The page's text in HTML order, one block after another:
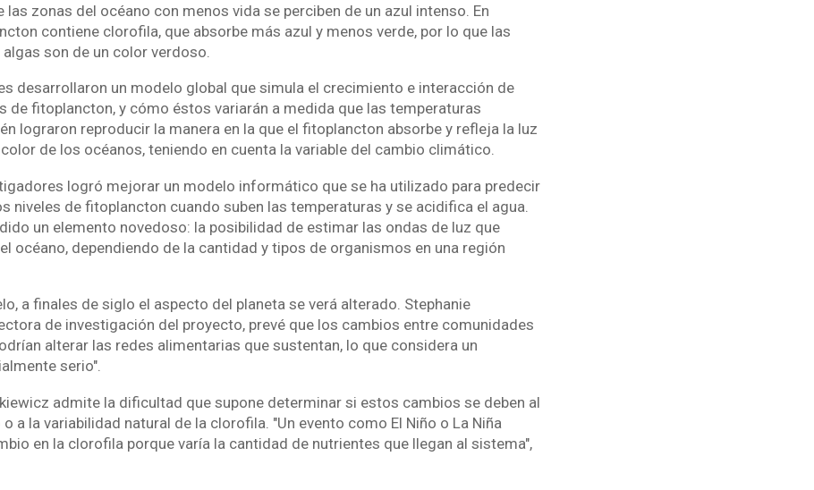
las zonas del océano con menos vida se perciben de un azul intenso. En
contiene clorofila, que absorbe más azul y menos verde, por lo que las
son de un color verdoso.
desarrollaron un modelo global que simula el crecimiento e interacción de
de fitoplancton, y cómo éstos variarán a medida que las temperaturas
lograron reproducir la manera en la que el fitoplancton absorbe y refleja la luz
de los océanos, teniendo en cuenta la variable del cambio climático.
logró mejorar un modelo informático que se ha utilizado para predecir
niveles de fitoplancton cuando suben las temperaturas y se acidifica el agua.
un elemento novedoso: la posibilidad de estimar las ondas de luz que
océano, dependiendo de la cantidad y tipos de organismos en una región
a finales de siglo el aspecto del planeta se verá alterado. Stephanie
de investigación del proyecto, prevé que los cambios entre comunidades
alterar las redes alimentarias que sustentan, lo que considera un
serio".
admite la dificultad que supone determinar si estos cambios se deben al
a la variabilidad natural de la clorofila. "Un evento como El Niño o La Niña
en la clorofila porque varía la cantidad de nutrientes que llegan al sistema",